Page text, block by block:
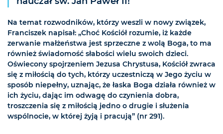
Na temat rozwodników, którzy weszli w nowy związek,
Franciszek napisał: „Choć Kościół rozumie, iż każde
zerwanie małżeństwa jest sprzeczne z wolą Boga, to ma
również świadomość słabości wielu swoich dzieci.
Oświecony spojrzeniem Jezusa Chrystusa, Kościół zwraca
się z miłością do tych, którzy uczestniczą w Jego życiu w
sposób niepełny, uznając, że łaska Boga działa również w
ich życiu, dając im odwagę do czynienia dobra,
troszczenia się z miłością jedno o drugie i służenia
wspólnocie, w której żyją i pracują” (nr 291).